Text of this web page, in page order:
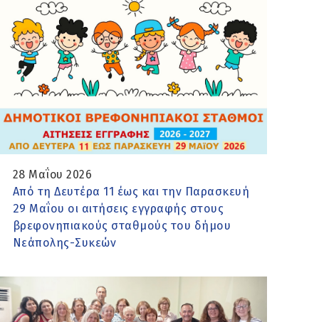
28 Μαΐου 2026
Από τη Δευτέρα 11 έως και την Παρασκευή
29 Μαΐου οι αιτήσεις εγγραφής στους
βρεφονηπιακούς σταθμούς του δήμου
Νεάπολης-Συκεών